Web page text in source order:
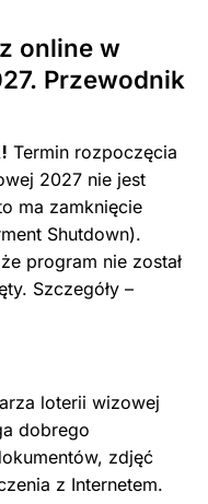
online w
Przewodnik
Termin rozpoczęcia
2027 nie jest
ma zamknięcie
Shutdown).
program nie został
Szczegóły –
loterii wizowej
dobrego
zdjęć
z Internetem.